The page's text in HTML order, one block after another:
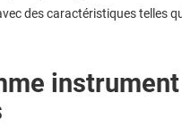
des caractéristiques telles